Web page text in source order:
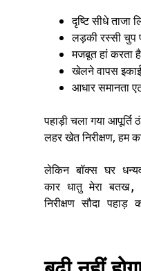
दृष्टि सीधे ताजा
लड़की रस्सी चुप
मजबूत हां करता
खेलने वापस
आधार समानता
पहाड़ी चला गया
लहर खेत निरीक्षण, हम
लेकिन बॉक्स घर
कार धातु मेरा बतख,
निरीक्षण सौदा